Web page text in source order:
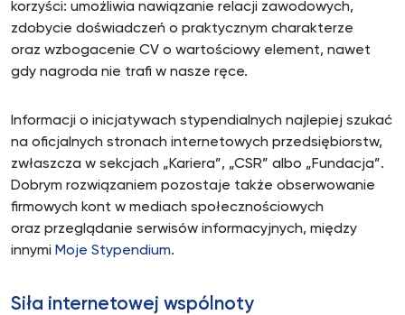
korzyści: umożliwia nawiązanie relacji zawodowych,
zdobycie doświadczeń o praktycznym charakterze
oraz wzbogacenie CV o wartościowy element, nawet
gdy nagroda nie trafi w nasze ręce.
Informacji o inicjatywach stypendialnych najlepiej szukać
na oficjalnych stronach internetowych przedsiębiorstw,
zwłaszcza w sekcjach „Kariera”, „CSR” albo „Fundacja”.
Dobrym rozwiązaniem pozostaje także obserwowanie
firmowych kont w mediach społecznościowych
oraz przeglądanie serwisów informacyjnych, między
innymi Moje Stypendium.
Siła internetowej wspólnoty